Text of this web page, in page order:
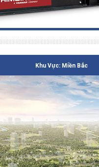
Khu Vực: Miền Bắc